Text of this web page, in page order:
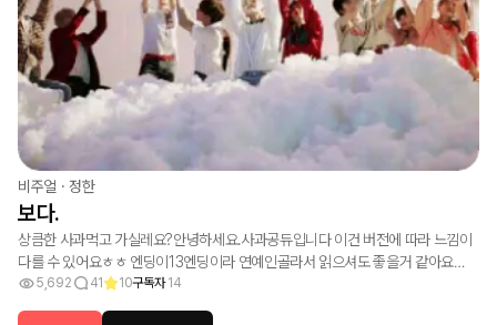
비주얼 · 정한
보다.
상큼한 사과먹고 가실레요?안녕하세요.사과공듀입니다 이건 버전에 따라 느낌이
다를 수 있어요ㅎㅎ 엔딩이13엔딩이라 연예인골라서 읽으셔도 좋을거 같아요
>○<연제는 자유연제고 일주일에 2개이상 올립니다!토요일이나 일요일보다는
월~금요일에 올라갈 예정이고여,휴제는 없을거 같아여!
5,692 41 10구독자 14